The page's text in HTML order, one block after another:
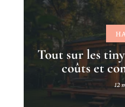
Tout sur les tiny
coûts et
12